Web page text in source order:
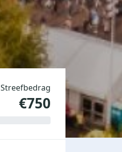
Streefbedrag
€750